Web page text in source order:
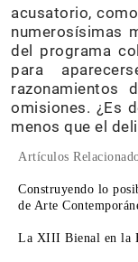
acusatorio,
numerosísimas
del programa
para
razonamientos
omisiones. ¿Es
menos que el
Artículos
Construyendo lo
de Arte
La XIII Bienal en la